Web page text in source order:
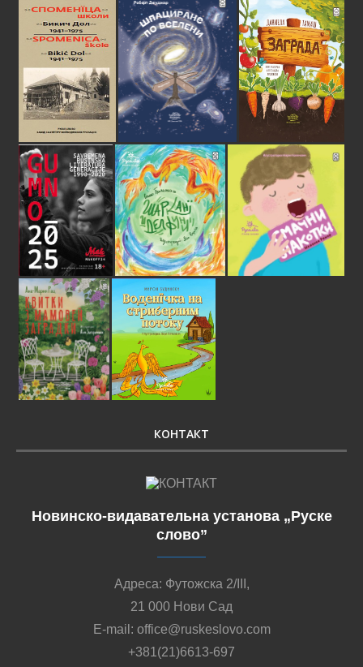
КОНТАКТ
Новинско-видавательна установа „Руске
слово”
Адреса: Футожска 2/III,
21 000 Нови Сад
E-mail: office@ruskeslovo.com
+381(21)6613-697